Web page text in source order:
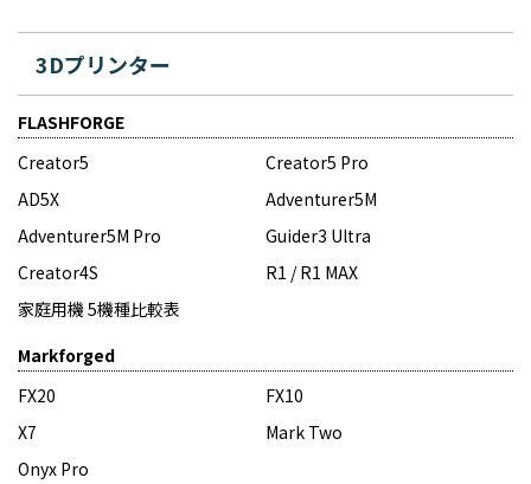
3Dプリンター
FLASHFORGE
Creator5
Creator5 Pro
AD5X
Adventurer5M
Adventurer5M Pro
Guider3 Ultra
Creator4S
R1 / R1 MAX
家庭用機 5機種比較表
Markforged
FX20
FX10
X7
Mark Two
Onyx Pro